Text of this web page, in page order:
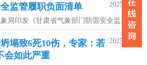
2025-12-17
监管履职负面清单
印发《甘肃省气象部门防雷安全监...
2025-07-15
塌致6死10伤，专家：若
会如此严重